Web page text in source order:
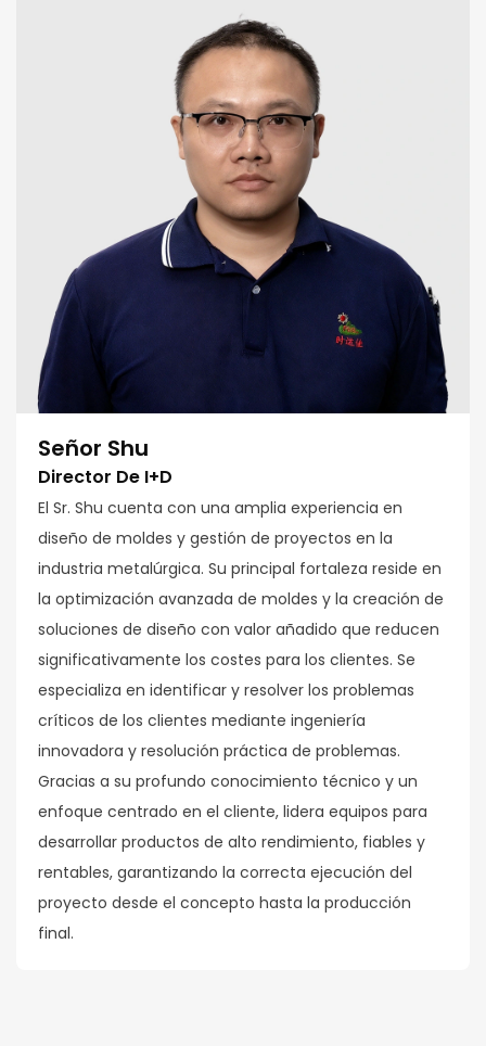
Señor Shu
Director De I+D
El Sr. Shu cuenta con una amplia experiencia en
diseño de moldes y gestión de proyectos en la
industria metalúrgica. Su principal fortaleza reside en
la optimización avanzada de moldes y la creación de
soluciones de diseño con valor añadido que reducen
significativamente los costes para los clientes. Se
especializa en identificar y resolver los problemas
críticos de los clientes mediante ingeniería
innovadora y resolución práctica de problemas.
Gracias a su profundo conocimiento técnico y un
enfoque centrado en el cliente, lidera equipos para
desarrollar productos de alto rendimiento, fiables y
rentables, garantizando la correcta ejecución del
proyecto desde el concepto hasta la producción
final.